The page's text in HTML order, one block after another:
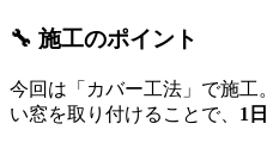
🔧 施工のポイント
今回は「カバー工法」で施工
い窓を取り付けることで、 1